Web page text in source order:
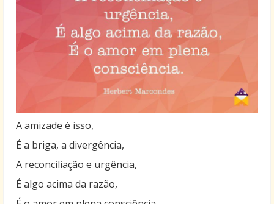
A amizade é isso,
É a briga, a divergência,
A reconciliação e urgência,
É algo acima da razão,